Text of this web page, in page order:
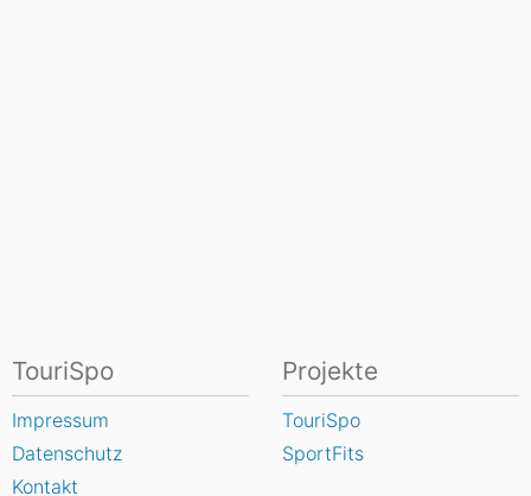
TouriSpo
Impressum
Datenschutz
Kontakt
Projekte
TouriSpo
SportFits